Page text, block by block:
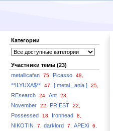
Категории
Участники темы (23)
metallicafan
75, Picasso 48,
**ILYUXA$** 47, [ metal _ania ] 25,
REsearch 24, Ant 23,
November 22, PRIEST 22,
Possessed 18, Ironhead 8,
NIKOTIN 7, darklord 7, APEXi 6,